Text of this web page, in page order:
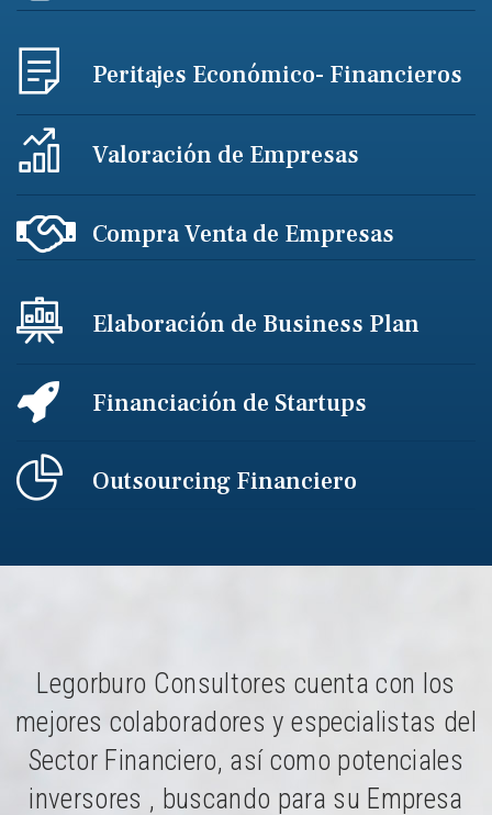
Peritajes Económico- Financieros
Valoración de Empresas
Compra Venta de Empresas
Elaboración de Business Plan
Financiación de Startups
Outsourcing Financiero
Legorburo Consultores cuenta con los
mejores colaboradores y especialistas del
Sector Financiero, así como potenciales
inversores , buscando para su Empresa